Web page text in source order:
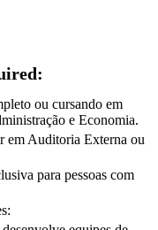
ou cursando em
e Economia.
em Auditoria Externa ou
para pessoas com